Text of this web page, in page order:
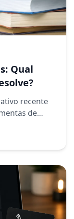
Qual
recente
de
Gemini